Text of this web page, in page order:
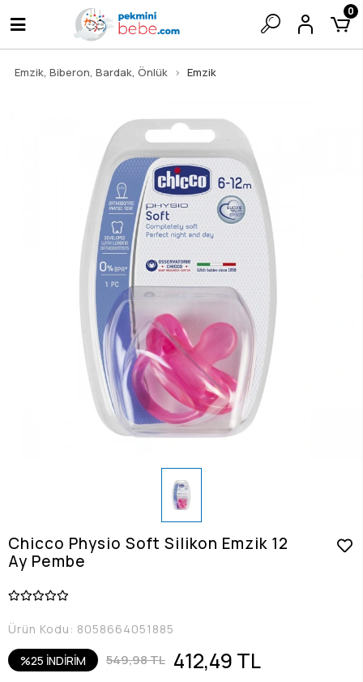
0
Emzik, Biberon, Bardak, Önlük Emzik
Chicco Physio Soft Silikon Emzik 12
Ay Pembe
Ürün Kodu: 8058664051885
%25 İNDİRİM 549,98 TL 412,49 TL